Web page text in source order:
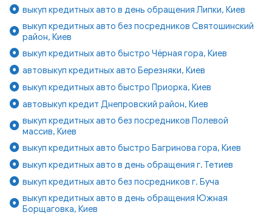
выкуп кредитных авто в день обращения Липки, Киев
выкуп кредитных авто без посредников Святошинский
район, Киев
выкуп кредитных авто быстро Чёрная гора, Киев
автовыкуп кредитных авто Березняки, Киев
выкуп кредитных авто быстро Приорка, Киев
автовыкуп кредит Днепровский район, Киев
выкуп кредитных авто без посредников Полевой
массив, Киев
выкуп кредитных авто быстро Багринова гора, Киев
выкуп кредитных авто в день обращения г. Тетиев
выкуп кредитных авто без посредников г. Буча
выкуп кредитных авто в день обращения Южная
Борщаговка, Киев